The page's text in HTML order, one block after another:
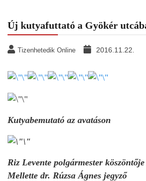
Új kutyafuttató a Gyökér
Tizenhetedik Online 2016.11.22.
Kutyabemutató az avatáson
Riz Levente polgármester
Mellette dr. Rúzsa Ágnes jegyző